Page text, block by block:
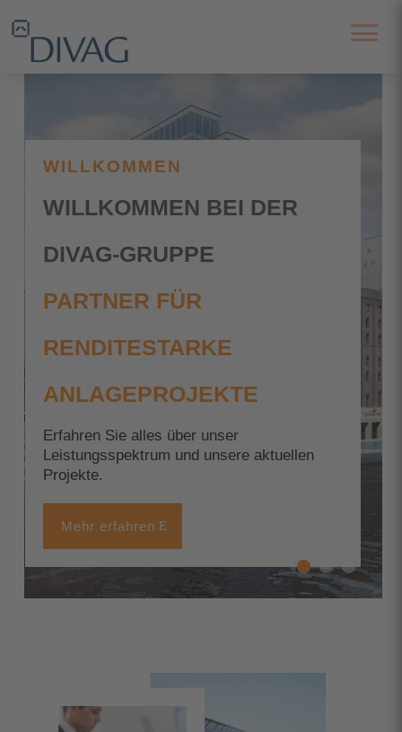
WILLKOMMEN
WILLKOMMEN BEI DER
DIVAG-GRUPPE
PARTNER FÜR
RENDITESTARKE
ANLAGEPROJEKTE
Erfahren Sie alles über unser
Leistungsspektrum und unsere aktuellen
Projekte.
Mehr erfahren